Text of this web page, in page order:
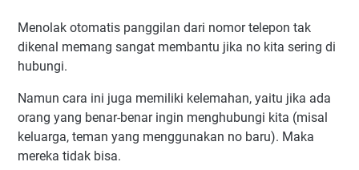
Menolak otomatis panggilan dari nomor telepon tak
dikenal memang sangat membantu jika no kita sering di
hubungi.
Namun cara ini juga memiliki kelemahan, yaitu jika ada
orang yang benar-benar ingin menghubungi kita (misal
keluarga, teman yang menggunakan no baru). Maka
mereka tidak bisa.